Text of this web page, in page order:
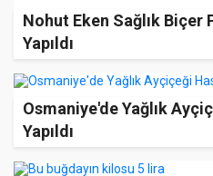
Nohut Eken Sağlık Biçer
Yapıldı
Osmaniye'de Yağlık
Yapıldı